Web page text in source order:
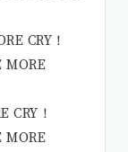
CRY！
CRY！